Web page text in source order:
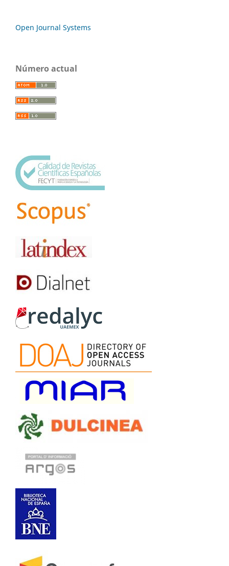
Open Journal Systems
Número actual